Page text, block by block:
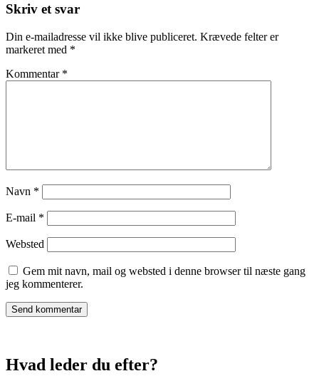
Skriv et svar
Din e-mailadresse vil ikke blive publiceret. Krævede felter er
markeret med *
Kommentar *
Navn *
E-mail *
Websted
Gem mit navn, mail og websted i denne browser til næste gang
jeg kommenterer.
Hvad leder du efter?